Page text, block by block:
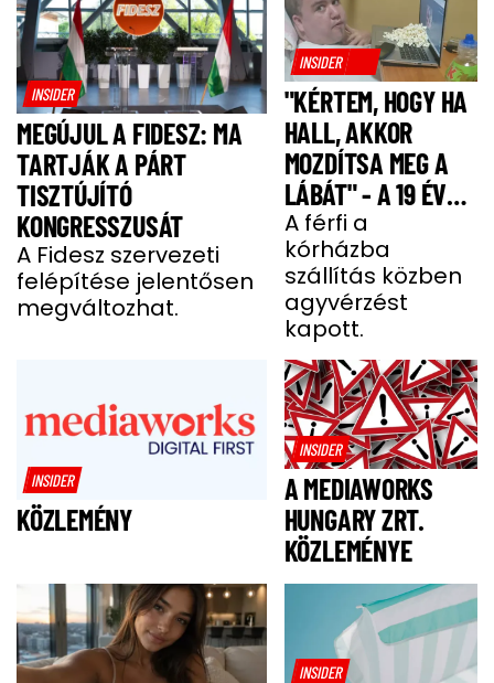
INSIDER
MEGÚJUL A FIDESZ: MA
TARTJÁK A PÁRT
TISZTÚJÍTÓ
KONGRESSZUSÁT
A Fidesz szervezeti
felépítése jelentősen
megváltozhat.
INSIDER
"KÉRTEM, HOGY HA
HALL, AKKOR
MOZDÍTSA MEG A
LÁBÁT" - A 19 ÉVES
BENCE HÓNAPOKIG
KÓMÁBAN FEKÜDT
A BALESETE UTÁN
A férfi a
kórházba
szállítás közben
agyvérzést
kapott.
INSIDER
KÖZLEMÉNY
INSIDER
A MEDIAWORKS
HUNGARY ZRT.
KÖZLEMÉNYE
INSIDER